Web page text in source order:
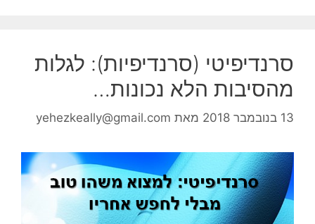
סרנדיפיטי (סרנדיפיות): לגלות
מהסיבות הלא נכונות…
13 בנובמבר 2018 מאת yehezkeally@gmail.com